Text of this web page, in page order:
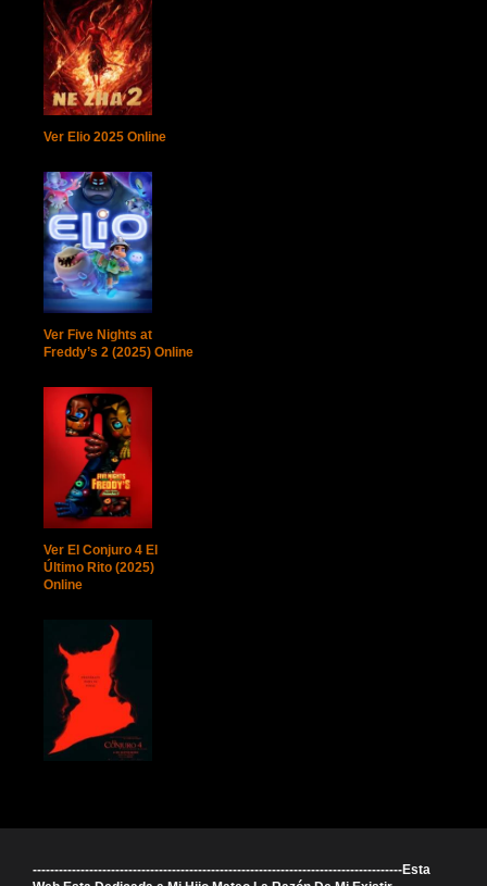
Ver Elio 2025 Online
Ver Five Nights at
Freddy’s 2 (2025) Online
Ver El Conjuro 4 El
Último Rito (2025)
Online
-------------------------------------------------------------------------------------Esta